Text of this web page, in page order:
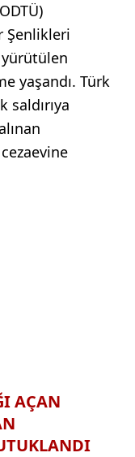
Şenlikleri
yürütülen
yaşandı. Türk
saldırıya
AÇAN